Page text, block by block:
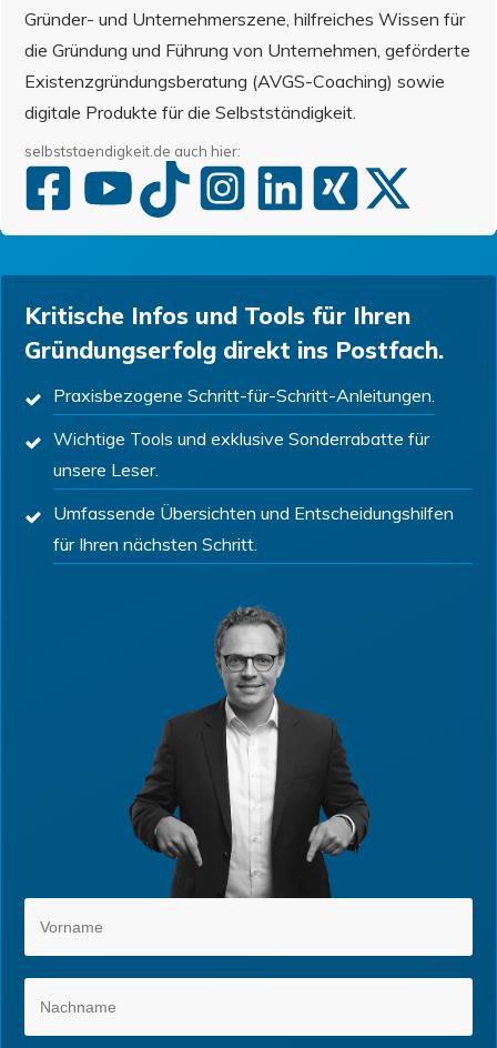
Gründer- und Unternehmerszene, hilfreiches Wissen für
die Gründung und Führung von Unternehmen, geförderte
Existenzgründungsberatung (AVGS-Coaching) sowie
digitale Produkte für die Selbstständigkeit.
selbststaendigkeit.de auch hier:
Kritische Infos und Tools für Ihren
Gründungserfolg direkt ins Postfach.
Praxisbezogene Schritt-für-Schritt-Anleitungen.
Wichtige Tools und exklusive Sonderrabatte für
unsere Leser.
Umfassende Übersichten und Entscheidungshilfen
für Ihren nächsten Schritt.